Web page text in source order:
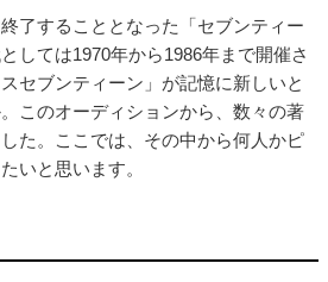
了することとなった「セブンティー
しては1970年から1986年まで開催さ
セブンティーン」が記憶に新しいと
このオーディションから、数々の著
た。ここでは、その中から何人かピ
いと思います。